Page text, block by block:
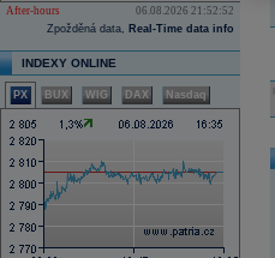
After-hours
06.08.2026 21:52:52
Zpožděná data, Real-Time data info
INDEXY ONLINE
PX BUX WIG DAX Nasdaq